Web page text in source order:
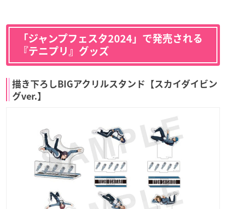
「ジャンプフェスタ2024」で発売される
『テニプリ』グッズ
描き下ろしBIGアクリルスタンド【スカイダイビン
グver.】